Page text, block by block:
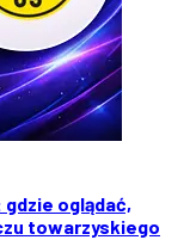
oglądać,
towarzyskiego